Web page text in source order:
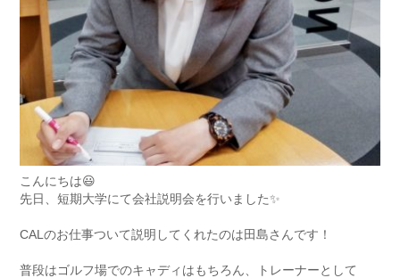
こんにちは😃
先日、短期大学にて会社説明会を行いました✨
CALのお仕事ついて説明してくれたのは田島さんです！
普段はゴルフ場でのキャディはもちろん、トレーナーとして